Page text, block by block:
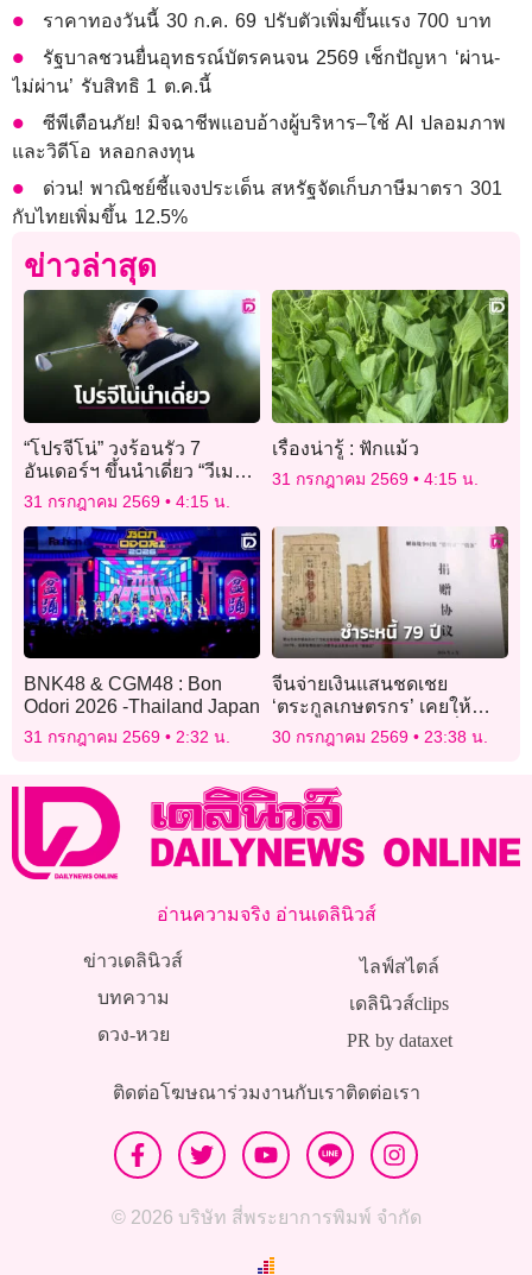
ราคาทองวันนี้ 30 ก.ค. 69 ปรับตัวเพิ่มขึ้นแรง 700 บาท
รัฐบาลชวนยื่นอุทธรณ์บัตรคนจน 2569 เช็กปัญหา ‘ผ่าน-
ไม่ผ่าน’ รับสิทธิ 1 ต.ค.นี้
ซีพีเตือนภัย! มิจฉาชีพแอบอ้างผู้บริหาร–ใช้ AI ปลอมภาพ
และวิดีโอ หลอกลงทุน
ด่วน! พาณิชย์ชี้แจงประเด็น สหรัฐจัดเก็บภาษีมาตรา 301
กับไทยเพิ่มขึ้น 12.5%
ข่าวล่าสุด
“โปรจีโน่” วงร้อนรัว 7
อันเดอร์ฯ ขึ้นนำเดี่ยว “วีเมนส์
โอเพ่น”
31 กรกฎาคม 2569 4:15 น.
เรื่องน่ารู้ : ฟักแม้ว
31 กรกฎาคม 2569 4:15 น.
BNK48 & CGM48 : Bon
Odori 2026 -Thailand Japan
31 กรกฎาคม 2569 2:32 น.
จีนจ่ายเงินแสนชดเชย
‘ตระกูลเกษตรกร’ เคยให้
กองทัพ ‘ยืมข้าวสาร’ เมื่อ 79
30 กรกฎาคม 2569 23:38 น.
อ่านความจริง อ่านเดลินิวส์
ข่าวเดลินิวส์
บทความ
ดวง-หวย
ไลฟ์สไตล์
เดลินิวส์clips
PR by dataxet
ติดต่อโฆษณาร่วมงานกับเราติดต่อเรา
© 2026 บริษัท สี่พระยาการพิมพ์ จำกัด